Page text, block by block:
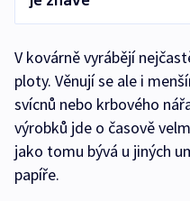
V kovárně vyrábějí
ploty. Věnují se ale i
svícnů nebo krbového
výrobků jde o časově
jako tomu bývá u jiných
papíře.